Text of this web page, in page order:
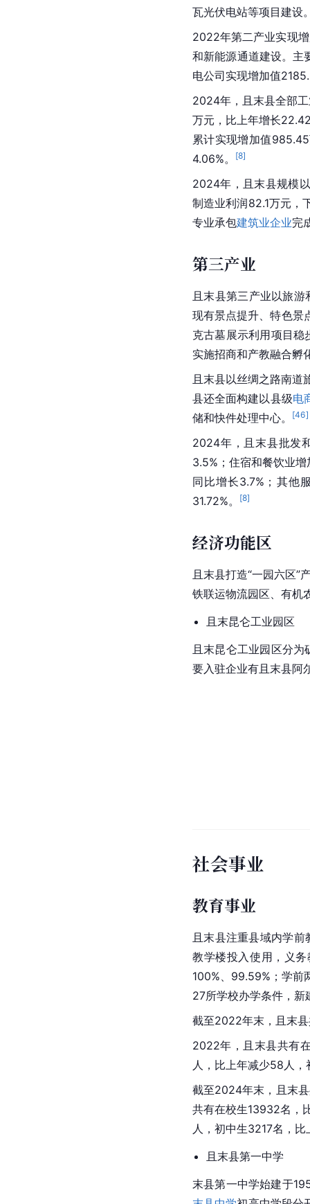
瓦光伏电站等项目建设
2022年第二产业实现
和新能源通道建设。主
电公司实现增加值
2024年，且末县全部
万元，比上年增长
累计实现增加值
4.06%。
[8]
2024年，且末县规模
制造业利润82.1万元，
专业承包建筑业企业完
第三产业
且末县第三产业以旅
现有景点提升、特色景
克古墓展示利用项目稳
实施招商和产教融合孵
且末县以丝绸之路南
县还全面构建以县级电
储和快件处理中心。
[46]
2024年，且末县批发
3.5%；住宿和餐饮业
同比增长3.7%；其他
31.72%。
[8]
经济功能区
且末县打造“一园六区”
铁联运物流园区、有机
且末昆仑工业园区
且末昆仑工业园区分为
要入驻企业有且末县阿
社会事业
教育事业
且末县注重县域内学前
教学楼投入使用，义
100%、99.59%；学前
27所学校办学条件，
截至2022年末，且末
2022年，且末县共有
人，比上年减少58人
截至2024年末，且末
共有在校生13932名，
人，初中生3217名，
且末县第一中学
末县第一中学始建于